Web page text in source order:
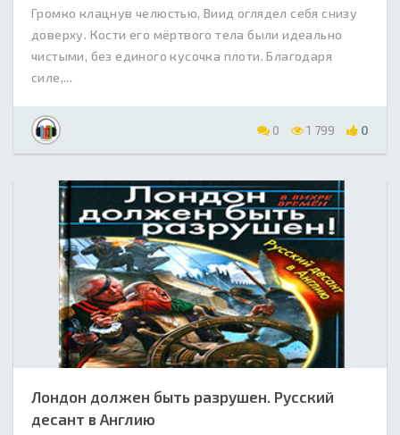
Громко клацнув челюстью, Виид оглядел себя снизу
доверху. Кости его мёртвого тела были идеально
чистыми, без единого кусочка плоти. Благодаря
силе,...
0 1 799 0
Лондон должен быть разрушен. Русский
десант в Англию